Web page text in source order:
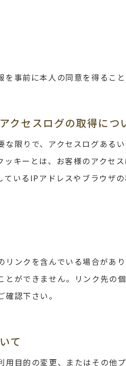
事前に本人の同意を得るこ
クセスログの取得につ
限りで、アクセスログある
キーとは、お客様のアクセ
いるIPアドレスやブラウザ
ンクを含んでいる場合があ
ができません。リンク先の
認下さい。
て
目的の変更、またはその他